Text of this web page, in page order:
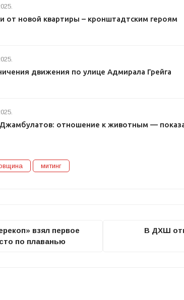
от новой квартиры – кронштадтским героям
движения по улице Адмирала Грейга
отношение к животным —
митинг
взял первое
по плаванью
В ДХШ